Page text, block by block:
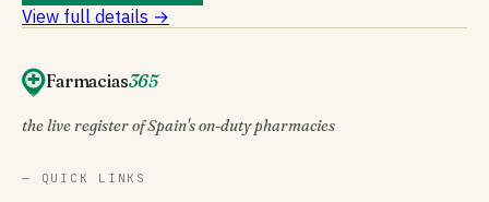
View full details →
Farmacias365
the live register of Spain's on-duty pharmacies
— QUICK LINKS